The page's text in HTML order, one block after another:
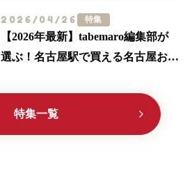
2026/04/26 特集
【2026年最新】tabemaro編集部が
選ぶ！名古屋駅で買える名古屋お土
特集一覧